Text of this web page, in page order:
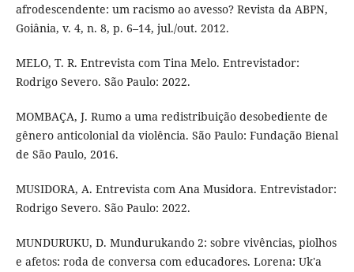
afrodescendente: um racismo ao avesso? Revista da ABPN,
Goiânia, v. 4, n. 8, p. 6–14, jul./out. 2012.
MELO, T. R. Entrevista com Tina Melo. Entrevistador:
Rodrigo Severo. São Paulo: 2022.
MOMBAÇA, J. Rumo a uma redistribuição desobediente de
gênero anticolonial da violência. São Paulo: Fundação Bienal
de São Paulo, 2016.
MUSIDORA, A. Entrevista com Ana Musidora. Entrevistador:
Rodrigo Severo. São Paulo: 2022.
MUNDURUKU, D. Mundurukando 2: sobre vivências, piolhos
e afetos: roda de conversa com educadores. Lorena: Uk'a